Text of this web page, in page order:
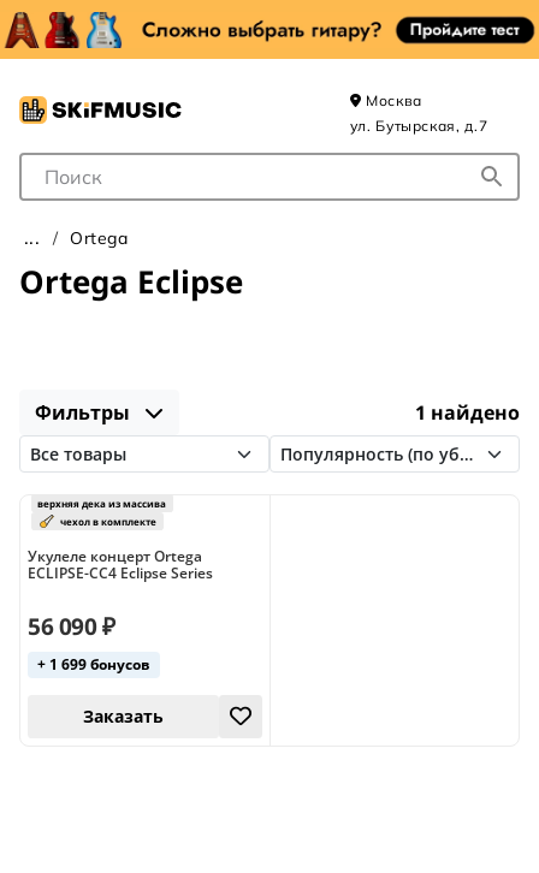
Поле для Поиска
Москва
ул. Бутырская, д.7
Ortega
Ortega Eclipse
Фильтры 1 найдено
Укулеле концерт Ortega
ECLIPSE-CC4 Eclipse Series
верхняя дека из массива
56 090 ₽
+ 1 699 бонусов